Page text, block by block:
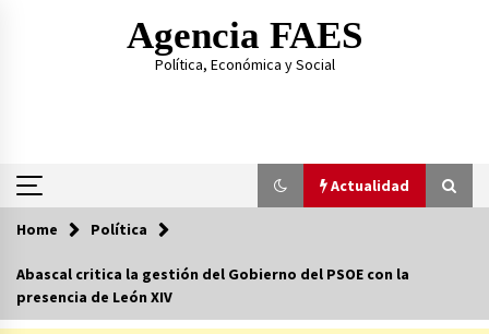
Agencia FAES
Política, Económica y Social
Actualidad
Actualidad
sale regalada
Home Política
Abascal critica la gestión del Gobierno del PSOE con la
presencia de León XIV